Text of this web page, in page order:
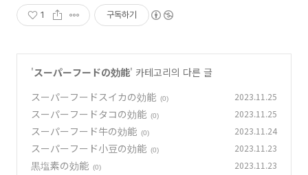
1 구독하기
'スーパーフードの効能' 카테고리의 다른 글
スーパーフードスイカの効能 (0) 2023.11.25
スーパーフードタコの効能 (0) 2023.11.25
スーパーフード牛の効能 (0) 2023.11.24
スーパーフード小豆の効能 (0) 2023.11.23
黒塩素の効能 (0) 2023.11.23